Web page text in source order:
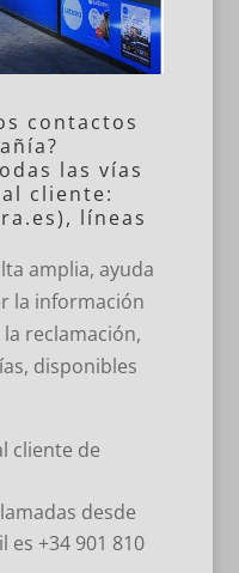
contactos
las vías
cliente:
), líneas
amplia, ayuda
la información
reclamación,
disponibles
cliente de
desde
+34 901 810